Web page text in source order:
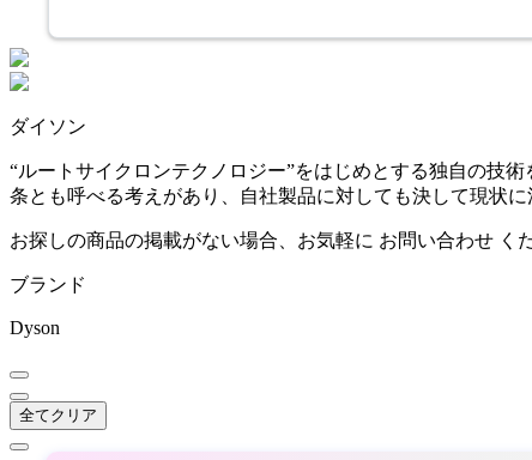
アイネクス
aluna
Andreu World
ダイソン
“ルートサイクロンテクノロジー”をはじめとする独自の技
条とも呼べる考えがあり、自社製品に対しても決して現状
お探しの商品の掲載がない場合、お気軽に お問い合わせ く
ブランド
Dyson
全てクリア